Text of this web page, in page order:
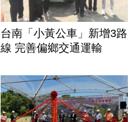
台南「小黃公車」新增3路
線 完善偏鄉交通運輸